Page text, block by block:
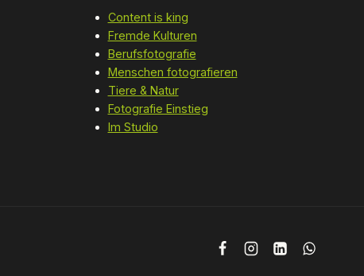
Content is king
Fremde Kulturen
Berufsfotografie
Menschen fotografieren
Tiere & Natur
Fotografie Einstieg
Im Studio